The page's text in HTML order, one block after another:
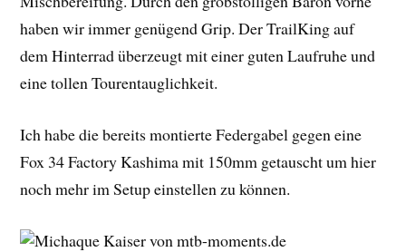
haben wir immer genügend Grip. Der TrailKing auf
dem Hinterrad überzeugt mit einer guten Laufruhe und
eine tollen Tourentauglichkeit.
Ich habe die bereits montierte Federgabel gegen eine
Fox 34 Factory Kashima mit 150mm getauscht um hier
noch mehr im Setup einstellen zu können.